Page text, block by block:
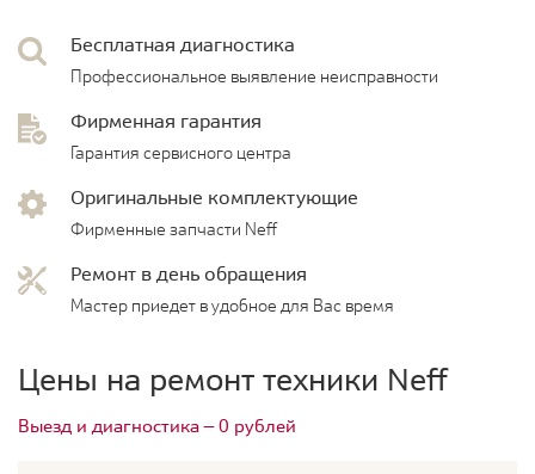
Бесплатная диагностика
Профессиональное выявление неисправности
Фирменная гарантия
Гарантия сервисного центра
Оригинальные комплектующие
Фирменные запчасти Neff
Ремонт в день обращения
Мастер приедет в удобное для Вас время
Цены на ремонт техники Neff
Выезд и диагностика — 0 рублей